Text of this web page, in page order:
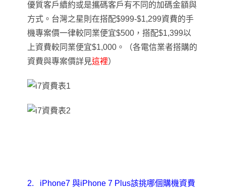
優質客戶續約或是攜碼客戶有不同的加碼金額與
方式。台灣之星則在搭配$999-$1,299資費的手
機專案價一律較同業便宜$500，搭配$1,399以
上資費較同業便宜$1,000。（各電信業者搭購的
資費與專案價詳見這裡）
2. iPhone7 與iPhone 7 Plus該挑哪個購機資費